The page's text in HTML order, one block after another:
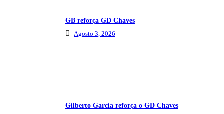
GB reforça GD Chaves
Agosto 3, 2026
Gilberto Garcia reforça o GD Chaves